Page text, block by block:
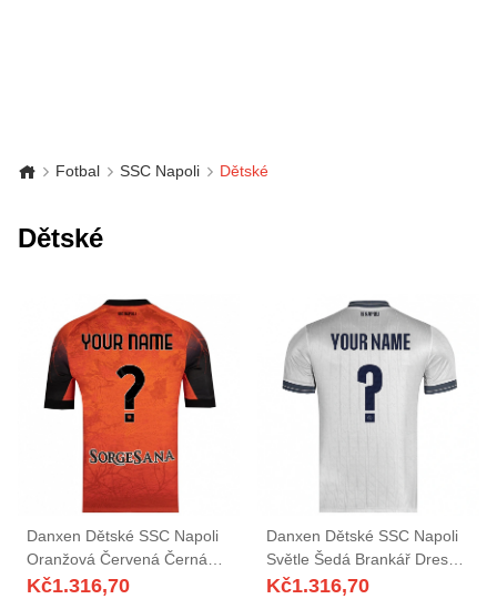
Fotbal SSC Napoli Dětské
Dětské
Danxen Dětské SSC Napoli
Oranžová Červená Černá
Brankář Dresy 2025/26 Dres
Kč1.316,70
Danxen Dětské SSC Napoli
Světle Šedá Brankář Dresy
2025/26 Dres
Kč1.316,70